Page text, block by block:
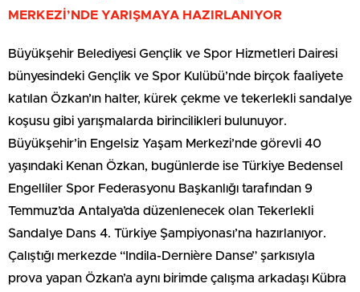
MERKEZİ’NDE YARIŞMAYA HAZIRLANIYOR
Büyükşehir Belediyesi Gençlik ve Spor Hizmetleri Dairesi
bünyesindeki Gençlik ve Spor Kulübü’nde birçok faaliyete
katılan Özkan’ın halter, kürek çekme ve tekerlekli sandalye
koşusu gibi yarışmalarda birincilikleri bulunuyor.
Büyükşehir’in Engelsiz Yaşam Merkezi’nde görevli 40
yaşındaki Kenan Özkan, bugünlerde ise Türkiye Bedensel
Engelliler Spor Federasyonu Başkanlığı tarafından 9
Temmuz’da Antalya’da düzenlenecek olan Tekerlekli
Sandalye Dans 4. Türkiye Şampiyonası’na hazırlanıyor.
Çalıştığı merkezde “Indila-Dernière Danse” şarkısıyla
prova yapan Özkan’a aynı birimde çalışma arkadaşı Kübra